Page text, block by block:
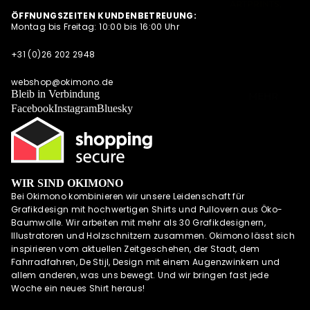
OKIMONO
GUTSCHEINE
WALL OF FAME
OKIMONO
HEROES
ÖFFNUNGSZEITEN KUNDENBETREUUNG:
Montag bis Freitag: 10:00 bis 16:00 Uhr
+31 (0)26 202 2948
webshop@okimono.de
Bleib in Verbindung
FacebookInstagramBluesky
WIR SIND OKIMONO
Bei Okimono kombinieren wir unsere Leidenschaft für
Grafikdesign mit hochwertigen Shirts und Pullovern aus Öko-
Baumwolle. Wir arbeiten mit mehr als 30 Grafikdesignern,
Illustratoren und Holzschnitzern zusammen. Okimono lässt sich
inspirieren vom aktuellen Zeitgeschehen, der Stadt, dem
Fahrradfahren, De Stijl, Design mit einem Augenzwinkern und
allem anderen, was uns bewegt. Und wir bringen fast jede
Woche ein neues Shirt heraus!